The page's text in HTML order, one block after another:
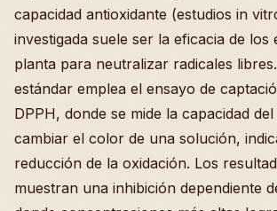
capacidad antioxidante (estudios in
investigada suele ser la eficacia de los
planta para neutralizar radicales
estándar emplea el ensayo de
DPPH, donde se mide la capacidad
cambiar el color de una solución,
reducción de la oxidación. Los
muestran una inhibición dependiente